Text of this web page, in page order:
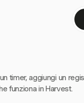
timer, aggiungi un
funziona in Harvest.